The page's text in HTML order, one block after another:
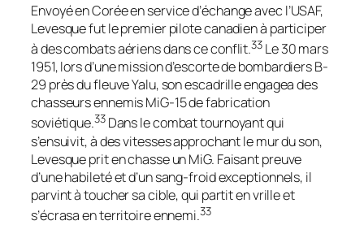
Envoyé en Corée en service d’échange avec l’USAF,
Levesque fut le premier pilote canadien à participer
à des combats aériens dans ce conflit.33 Le 30 mars
1951, lors d’une mission d’escorte de bombardiers B-
29 près du fleuve Yalu, son escadrille engagea des
chasseurs ennemis MiG-15 de fabrication
soviétique.33Dans le combat tournoyant qui
s’ensuivit, à des vitesses approchant le mur du son,
Levesque prit en chasse un MiG. Faisant preuve
d’une habileté et d’un sang-froid exceptionnels, il
parvint à toucher sa cible, qui partit en vrille et
s’écrasa en territoire ennemi.33